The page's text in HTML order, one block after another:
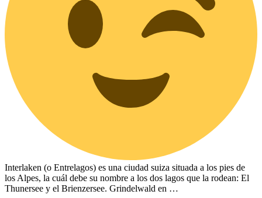
Interlaken (o Entrelagos) es una ciudad suiza situada a los pies de
los Alpes, la cuál debe su nombre a los dos lagos que la rodean: El
Thunersee y el Brienzersee. Grindelwald en …